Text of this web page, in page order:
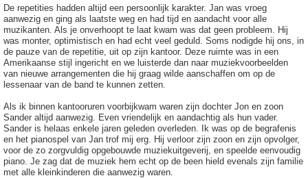
De repetities hadden altijd een persoonlijk karakter. Jan was vroeg
aanwezig en ging als laatste weg en had tijd en aandacht voor alle
muzikanten. Als je onverhoopt te laat kwam was dat geen probleem. Hij
was monter, optimistisch en had echt veel geduld. Soms nodigde hij ons, in
de pauze van de repetitie, uit op zijn kantoor. Deze ruimte was in een
Amerikaanse stijl ingericht en we luisterde dan naar muziekvoorbeelden
van nieuwe arrangementen die hij graag wilde aanschaffen om op de
lessenaar van de band te kunnen zetten.
Als ik binnen kantooruren voorbijkwam waren zijn dochter Jon en zoon
Sander altijd aanwezig. Even vriendelijk en aandachtig als hun vader.
Sander is helaas enkele jaren geleden overleden. Ik was op de begrafenis
en het pianospel van Jan trof mij erg. Hij verloor zijn zoon en zijn opvolger,
voor de zo zorgvuldig opgebouwde muziekuitgeverij, en speelde eenvoudig
piano. Je zag dat de muziek hem echt op de been hield evenals zijn familie
met alle kleinkinderen die aanwezig waren.